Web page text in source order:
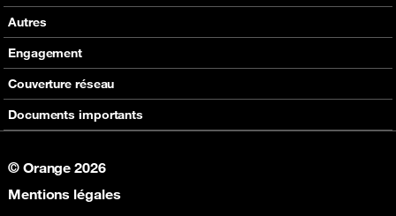
Assistance
Devenir partenaire Orange Money
Assistance
Offres
Autres
SVA
Max it
Boutique
Engagement
RSE
Fondation Orange
Couverture réseau
Documents importants
© Orange 2026
Mentions légales